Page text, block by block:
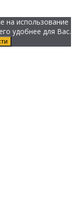
на использование
удобнее для Вас.